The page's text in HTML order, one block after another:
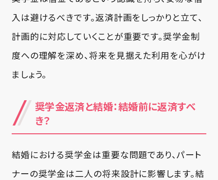
入は避けるべきです。返済計画をしっかりと立て、
計画的に対応していくことが重要です。奨学金制
度への理解を深め、将来を見据えた利用を心がけ
ましょう。
奨学金返済と結婚：結婚前に返済すべ
き？
結婚における奨学金は重要な問題であり、パート
ナーの奨学金は二人の将来設計に影響します。結